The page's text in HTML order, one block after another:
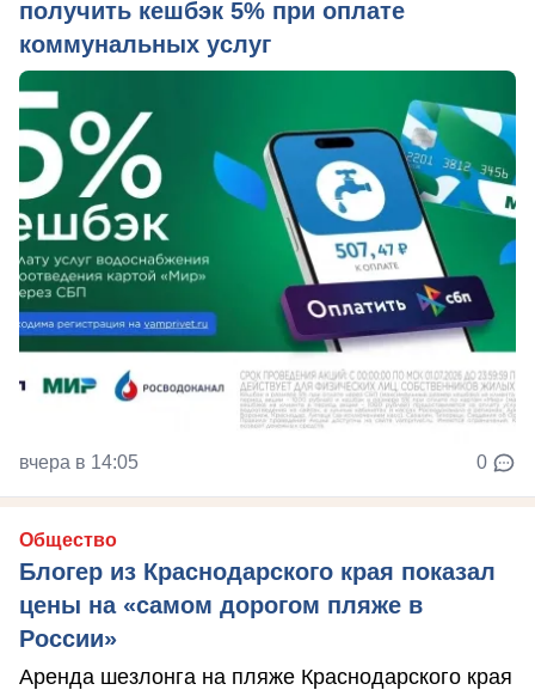
получить кешбэк 5% при оплате
коммунальных услуг
вчера в 14:05 0
Общество
Блогер из Краснодарского края показал
цены на «самом дорогом пляже в
России»
Аренда шезлонга на пляже Краснодарского края